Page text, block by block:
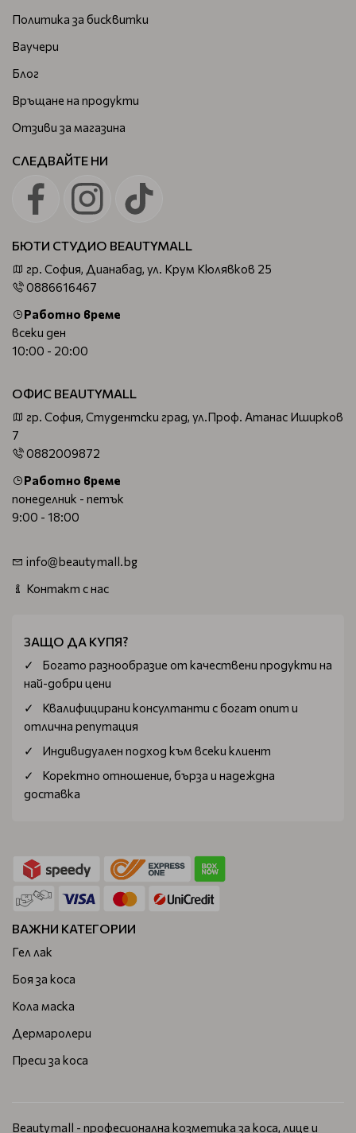
Политика за бисквитки
Ваучери
Блог
Връщане на продукти
Отзиви за магазина
СЛЕДВАЙТЕ НИ
БЮТИ СТУДИО BEAUTYMALL
гр. София, Дианабад, ул. Крум Кюлявков 25
0886616467
Работно време
всеки ден
10:00 - 20:00
ОФИС BEAUTYMALL
гр. София, Студентски град, ул.Проф. Атанас Иширков
7
0882009872
Работно време
понеделник - петък
9:00 - 18:00
info@beautymall.bg
Контакт с нас
ЗАЩО ДА КУПЯ?
Богатo разнообразие от качествени продукти на
най-добри цени
Квалифицирани консултанти с богат опит и
отлична репутация
Индивидуален подход към всеки клиент
Коректно отношение, бърза и надеждна
доставка
ВАЖНИ КАТЕГОРИИ
Гел лак
Боя за коса
Кола маска
Дермаролери
Преси за коса
Beautymall - професионална козметика за коса, лице и